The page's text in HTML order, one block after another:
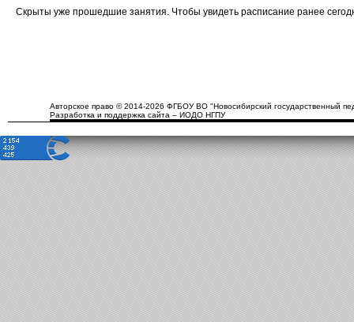
Скрыты уже прошедшие занятия. Чтобы увидеть расписание ранее
Авторское право © 2014-2026 ФГБОУ ВО "Новосибирский государственный
Разработка и поддержка сайта – ИОДО НГПУ